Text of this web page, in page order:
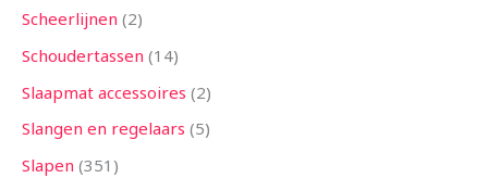
Scheerlijnen 2
Schoudertassen 14
Slaapmat accessoires 2
Slangen en regelaars 5
Slapen 351